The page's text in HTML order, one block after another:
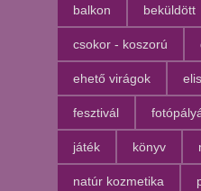
balkon beküldött
csokor - koszorú
ehető virágok
fesztivál
játék könyv
natúr kozmetika